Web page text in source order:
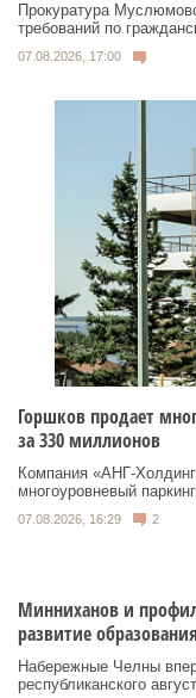
Прокуратура
требований по
07.08.2026, 17:00
Горшков продает
за 330 миллионов
Компания «АНГ-
многоуровневый
07.08.2026, 16:29 2
Минниханов и
развитие
Набережные Челны
республиканского